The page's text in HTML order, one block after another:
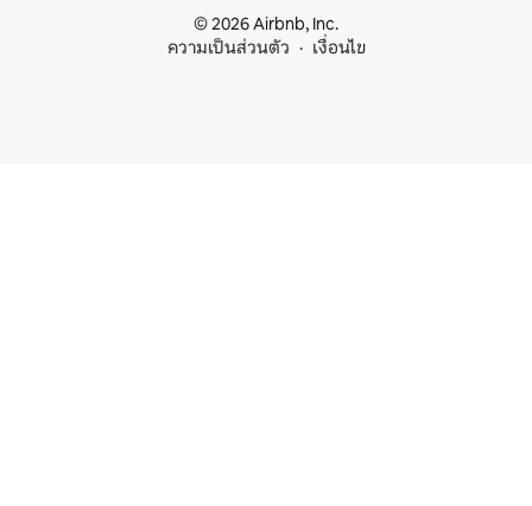
© 2026 Airbnb, Inc.
ความเป็นส่วนตัว
เงื่อนไข